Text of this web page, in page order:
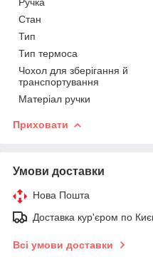
Стан
Тип
Тип термоса
Чохол для зберігання й
транспортування
Матеріал ручки
Приховати
Умови доставки
Нова Пошта
Доставка кур'єром по
Всі умови доставки